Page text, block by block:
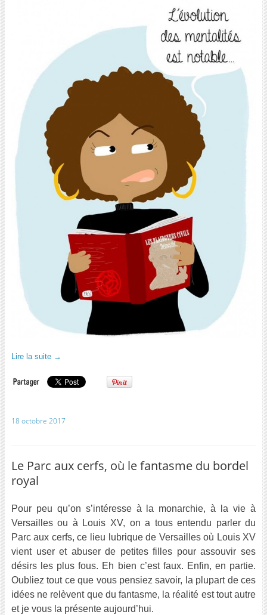
Lire la suite →
18 octobre 2017
Le Parc aux cerfs, où le fantasme du bordel
royal
Pour peu qu’on s’intéresse à la monarchie, à la vie à
Versailles ou à Louis XV, on a tous entendu parler du
Parc aux cerfs, ce lieu lubrique de Versailles où Louis XV
vient user et abuser de petites filles pour assouvir ses
désirs les plus fous. Eh bien c’est faux. Enfin, en partie.
Oubliez tout ce que vous pensiez savoir, la plupart de ces
idées ne relèvent que du fantasme, la réalité est tout autre
et je vous la présente aujourd’hui.